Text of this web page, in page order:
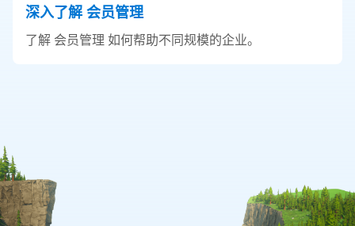
深入了解 会员管理
了解 会员管理 如何帮助不同规模的企业。